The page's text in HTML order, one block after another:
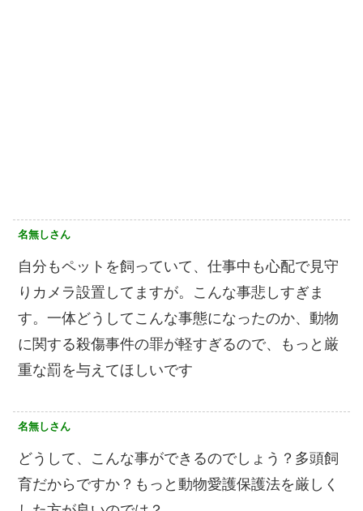
名無しさん
自分もペットを飼っていて、仕事中も心配で見守
りカメラ設置してますが。こんな事悲しすぎま
す。一体どうしてこんな事態になったのか、動物
に関する殺傷事件の罪が軽すぎるので、もっと厳
重な罰を与えてほしいです
名無しさん
どうして、こんな事ができるのでしょう？多頭飼
育だからですか？もっと動物愛護保護法を厳しく